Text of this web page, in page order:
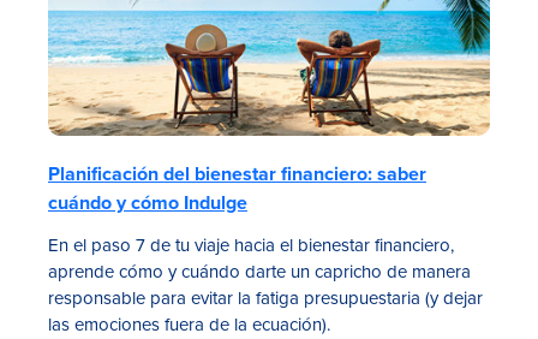
Planificación del bienestar financiero: saber
cuándo y cómo Indulge
En el paso 7 de tu viaje hacia el bienestar financiero,
aprende cómo y cuándo darte un capricho de manera
responsable para evitar la fatiga presupuestaria (y dejar
las emociones fuera de la ecuación).